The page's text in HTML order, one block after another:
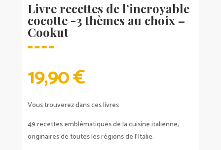
Livre recettes de l’incroyable
cocotte -3 thèmes au choix –
Cookut
19,90€
Vous trouverez dans ces livres
49 recettes emblématiques de la cuisine italienne,
originaires de toutes les régions de l’Italie.